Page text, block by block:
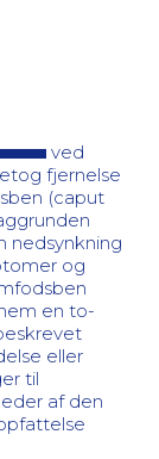
ved
fjernelse
(caput
nedsynkning
og
en to-
eller
til
af den